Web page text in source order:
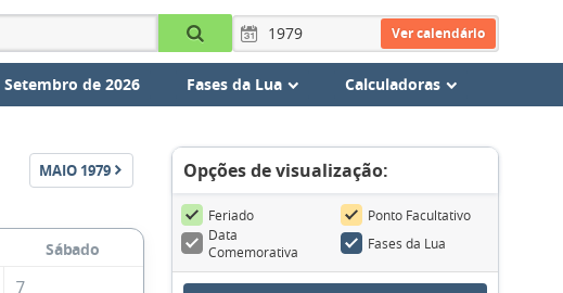
Ver calendário
Setembro de 2026 Fases da Lua Calculadoras
MAIO 1979
Sábado
7
Opções de visualização:
Feriado
Ponto Facultativo
Data
Comemorativa
Fases da Lua